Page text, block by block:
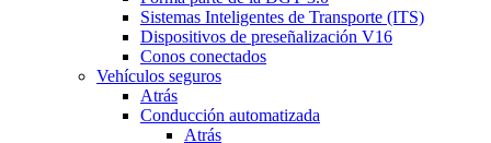
Sistemas Inteligentes de Transporte (ITS)
Dispositivos de preseñalización V16
Conos conectados
Vehículos seguros
Atrás
Conducción automatizada
Atrás